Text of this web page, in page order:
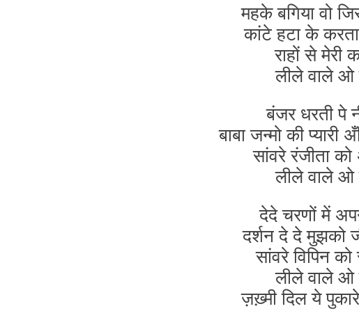
महके बगिया वो
कांटे हटा के
राहों से मेरी
लीले वाले ओ
बंजर धरती पे
बाबा जन्मो की प्यारी
सांवरे रंजीता
लीले वाले ओ
देदे चरणों में
दर्शन दे दे मुझको
सांवरे विपिन
लीले वाले ओ
ज़ख़्मी दिल ये